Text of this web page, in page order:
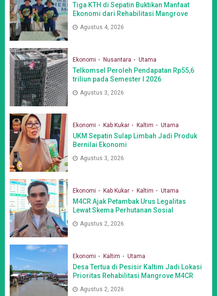
Tiga KTH di Sepatin Buktikan Manfaat
Ekonomi dari Rehabilitasi Mangrove
Agustus 4, 2026
Ekonomi Nusantara Utama
Telkomsel Peroleh Pendapatan Rp55,6
triliun pada Semester I 2026
Agustus 3, 2026
Ekonomi Kab Kukar Kaltim Utama
UKM Sepatin Sulap Limbah Jadi Produk
Bernilai Ekonomi
Agustus 3, 2026
Ekonomi Kab Kukar Kaltim Utama
M4CR Ajak Petambak Urus Legalitas
Lewat Skema Perhutanan Sosial
Agustus 2, 2026
Ekonomi Kaltim Utama
Desa Tertua di Pesisir Kaltim Jadi Lokasi
Prioritas Rehabilitasi Mangrove M4CR
Agustus 2, 2026